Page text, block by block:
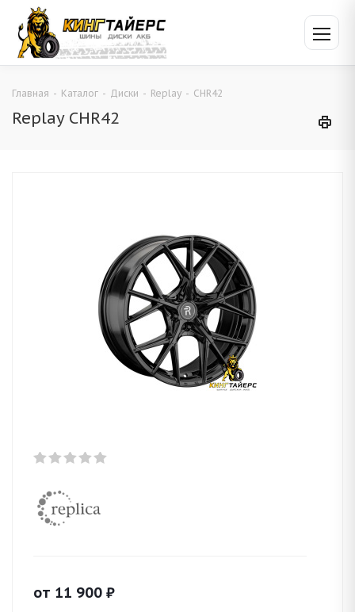
Главная - Каталог - Диски - Replay - CHR42
Replay CHR42
от 11 900 ₽